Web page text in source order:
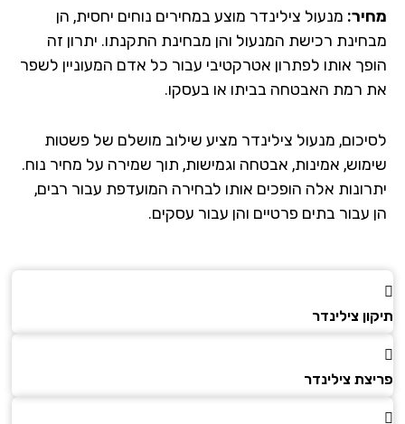
מנעול צילינדר מוצע במחירים נוחים יחסית, הן
רכישת המנעול והן מבחינת התקנתו. יתרון זה
אותו לפתרון אטרקטיבי עבור כל אדם המעוניין לשפר
רמת האבטחה בביתו או בעסקו.
מנעול צילינדר מציע שילוב מושלם של פשטות
אמינות, אבטחה וגמישות, תוך שמירה על מחיר נוח.
אלה הופכים אותו לבחירה המועדפת עבור רבים,
עבור בתים פרטיים והן עבור עסקים.
צילינדר
צילינדר